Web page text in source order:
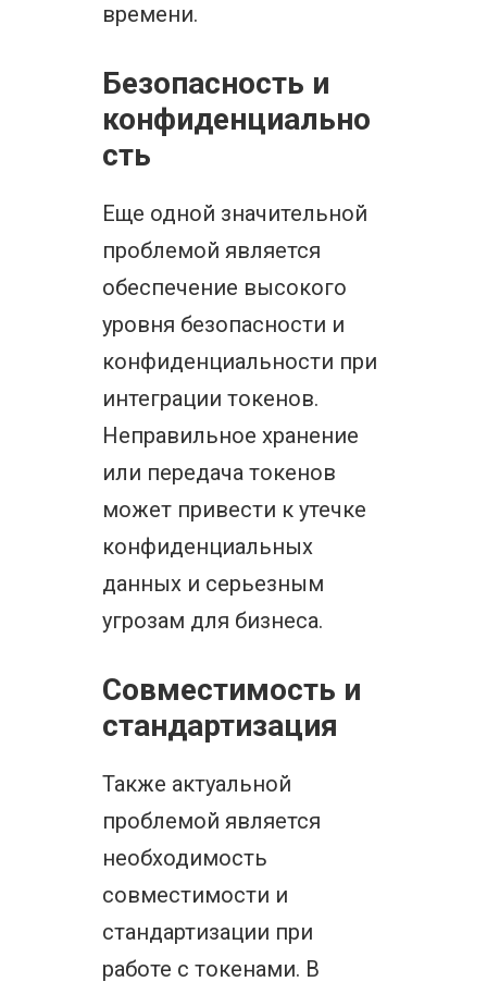
времени.
Безопасность и
конфиденциально
сть
Еще одной значительной
проблемой является
обеспечение высокого
уровня безопасности и
конфиденциальности при
интеграции токенов.
Неправильное хранение
или передача токенов
может привести к утечке
конфиденциальных
данных и серьезным
угрозам для бизнеса.
Совместимость и
стандартизация
Также актуальной
проблемой является
необходимость
совместимости и
стандартизации при
работе с токенами. В